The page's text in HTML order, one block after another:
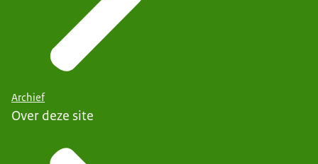
Archief
Over deze site